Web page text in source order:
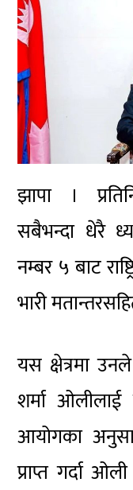
झापा ।
सबैभन्दा धेरै
नम्बर ५ बाट
भारी
यस क्षेत्रमा
शर्मा ओलीलाई
आयोगका
प्राप्त गर्दा